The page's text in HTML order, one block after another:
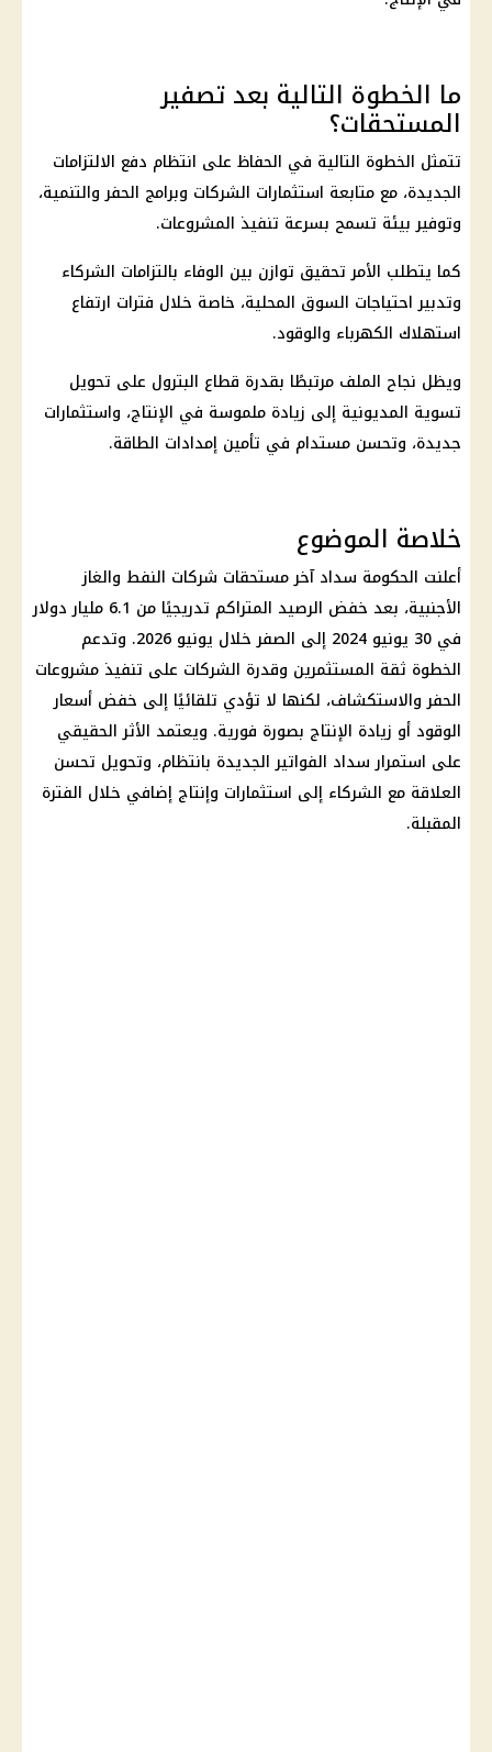
ما الخطوة التالية بعد تصفير
المستحقات؟
تتمثل الخطوة التالية في الحفاظ على انتظام دفع الالتزامات
الجديدة، مع متابعة استثمارات الشركات وبرامج الحفر والتنمية،
وتوفير بيئة تسمح بسرعة تنفيذ المشروعات.
كما يتطلب الأمر تحقيق توازن بين الوفاء بالتزامات الشركاء
وتدبير احتياجات السوق المحلية، خاصة خلال فترات ارتفاع
استهلاك الكهرباء والوقود.
ويظل نجاح الملف مرتبطًا بقدرة قطاع البترول على تحويل
تسوية المديونية إلى زيادة ملموسة في الإنتاج، واستثمارات
جديدة، وتحسن مستدام في تأمين إمدادات الطاقة.
خلاصة الموضوع
أعلنت الحكومة سداد آخر مستحقات شركات النفط والغاز
الأجنبية، بعد خفض الرصيد المتراكم تدريجيًا من 6.1 مليار دولار
في 30 يونيو 2024 إلى الصفر خلال يونيو 2026. وتدعم
الخطوة ثقة المستثمرين وقدرة الشركات على تنفيذ مشروعات
الحفر والاستكشاف، لكنها لا تؤدي تلقائيًا إلى خفض أسعار
الوقود أو زيادة الإنتاج بصورة فورية. ويعتمد الأثر الحقيقي
على استمرار سداد الفواتير الجديدة بانتظام، وتحويل تحسن
العلاقة مع الشركاء إلى استثمارات وإنتاج إضافي خلال الفترة
المقبلة.